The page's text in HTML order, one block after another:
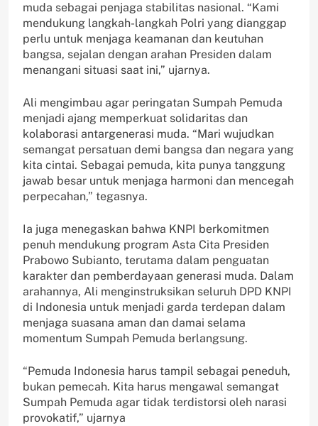
muda sebagai penjaga stabilitas nasional. “Kami
mendukung langkah-langkah Polri yang dianggap
perlu untuk menjaga keamanan dan keutuhan
bangsa, sejalan dengan arahan Presiden dalam
menangani situasi saat ini,” ujarnya.
Ali mengimbau agar peringatan Sumpah Pemuda
menjadi ajang memperkuat solidaritas dan
kolaborasi antargenerasi muda. “Mari wujudkan
semangat persatuan demi bangsa dan negara yang
kita cintai. Sebagai pemuda, kita punya tanggung
jawab besar untuk menjaga harmoni dan mencegah
perpecahan,” tegasnya.
Ia juga menegaskan bahwa KNPI berkomitmen
penuh mendukung program Asta Cita Presiden
Prabowo Subianto, terutama dalam penguatan
karakter dan pemberdayaan generasi muda. Dalam
arahannya, Ali menginstruksikan seluruh DPD KNPI
di Indonesia untuk menjadi garda terdepan dalam
menjaga suasana aman dan damai selama
momentum Sumpah Pemuda berlangsung.
“Pemuda Indonesia harus tampil sebagai peneduh,
bukan pemecah. Kita harus mengawal semangat
Sumpah Pemuda agar tidak terdistorsi oleh narasi
provokatif,” ujarnya